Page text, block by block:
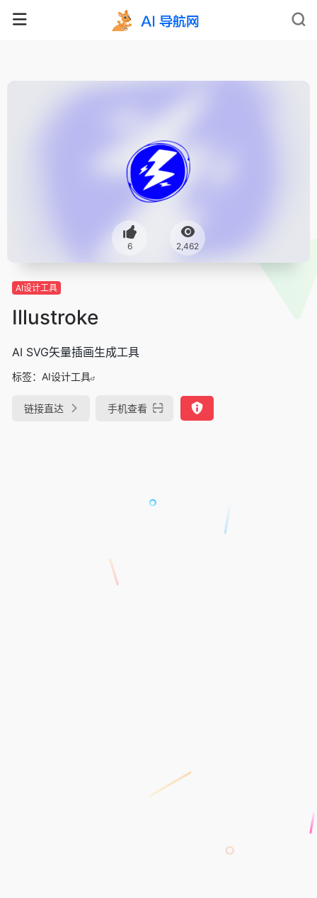
6 2,462
AI设计工具
Illustroke
AI SVG矢量插画生成工具
标签： AI设计工具
链接直达 手机查看